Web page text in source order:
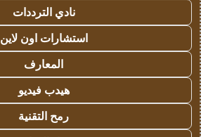
نادي الترددات
استشارات اون لاين
المعارف
هيدب فيديو
رمح التقنية